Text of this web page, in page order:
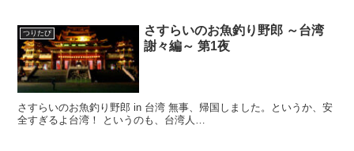
つりたび
さすらいのお魚釣り野郎 ～台湾
謝々編～ 第1夜
さすらいのお魚釣り野郎 in 台湾 無事、帰国しました。というか、安
全すぎるよ台湾！ というのも、台湾人…